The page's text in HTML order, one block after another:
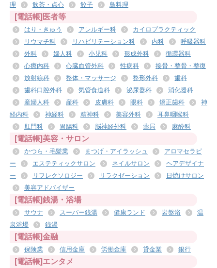
理
飲茶・点心 餃子 鳥料理
[電話帳]医者等
はり・きゅう アレルギー科
カイロプラクティック
リウマチ科
リハビリテーション科 内科
呼吸器科
外科
婦人科 小児科 形成外科
循環器科
心療内科
心臓血管外科 性病科
接骨・整骨・整復
放射線科
整体・マッサージ 整形外科
歯科
歯科口腔外科
気管食道科 泌尿器科
消化器科
産婦人科
産科 皮膚科 眼科 矯正歯科
神
経内科
神経科 精神科 美容外科
耳鼻咽喉科
肛門科
胃腸科 脳神経外科 薬局 麻酔科
[電話帳]美容・サロン
かつら・毛髪業 まつげ・アイラッシュ
アロマセラピ
ー
エステティックサロン ネイルサロン
ヘアデザイナ
ー
リフレクソロジー リラクゼーション
日焼けサロン
美容アドバイザー
[電話帳]銭湯・浴場
サウナ スーパー銭湯 健康ランド 岩盤浴
温
泉浴場
銭湯
[電話帳]金融
保険業 信用金庫 労働金庫 貸金業 銀行
[電話帳]エンタメ